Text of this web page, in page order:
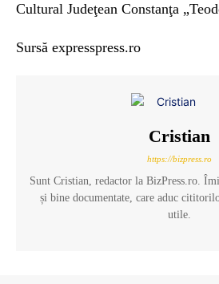
Cultural Judeţean Constanţa
Sursă expresspress.ro
Cristian
https://bizpress.ro
Sunt Cristian, redactor la BizPress.ro.
și bine documentate, care aduc
utile.